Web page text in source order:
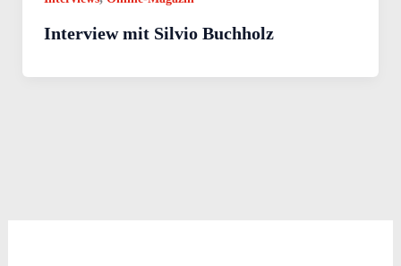
Interview mit Silvio Buchholz